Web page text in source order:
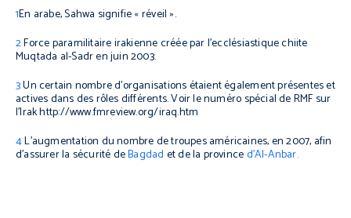
1En arabe, Sahwa signifie « réveil ».
2Force paramilitaire irakienne créée par l’ecclésiastique chiite
Muqtada al-Sadr en juin 2003.
3Un certain nombre d’organisations étaient également présentes et
actives dans des rôles différents. Voir le numéro spécial de RMF sur
l’Irak http://www.fmreview.org/iraq.htm
4L’augmentation du nombre de troupes américaines, en 2007, afin
d’assurer la sécurité deBagdad et de la provinced’Al-Anbar.